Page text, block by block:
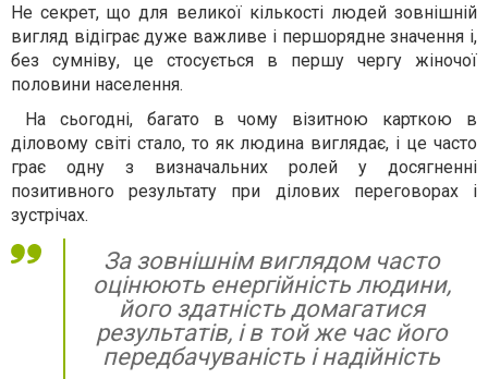
Не секрет, що для великої кількості людей зовнішній
вигляд відіграє дуже важливе і першорядне значення і,
без сумніву, це стосується в першу чергу жіночої
половини населення.
На сьогодні, багато в чому візитною карткою в
діловому світі стало, то як людина виглядає, і це часто
грає одну з визначальних ролей у досягненні
позитивного результату при ділових переговорах і
зустрічах.
За зовнішнім виглядом часто
оцінюють енергійність людини,
його здатність домагатися
результатів, і в той же час його
передбачуваність і надійність